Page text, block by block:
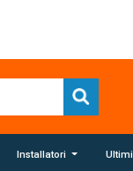
Installatori